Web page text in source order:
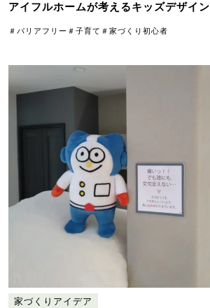
アイフルホームが考えるキッズデザイン
＃バリアフリー ＃子育て ＃家づくり初心者
家づくりアイデア